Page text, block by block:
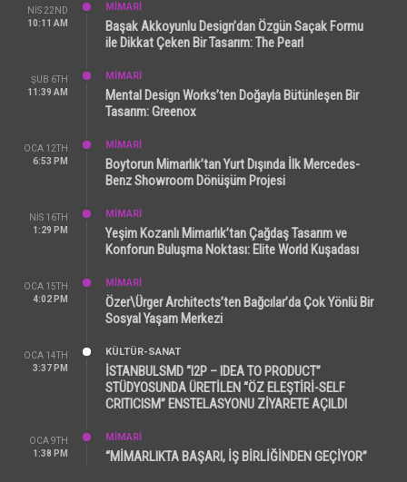
NIS 22ND
10:11 AM
MİMARİ
Başak Akkoyunlu Design’dan Özgün Saçak Formu
ile Dikkat Çeken Bir Tasarım: The Pearl
ŞUB 6TH
11:39 AM
MİMARİ
Mental Design Works’ten Doğayla Bütünleşen Bir
Tasarım: Greenox
OCA 12TH
6:53 PM
MİMARİ
Boytorun Mimarlık’tan Yurt Dışında İlk Mercedes-
Benz Showroom Dönüşüm Projesi
NIS 16TH
1:29 PM
MİMARİ
Yeşim Kozanlı Mimarlık’tan Çağdaş Tasarım ve
Konforun Buluşma Noktası: Elite World Kuşadası
OCA 15TH
4:02 PM
MİMARİ
Özer\Ürger Architects’ten Bağcılar’da Çok Yönlü Bir
Sosyal Yaşam Merkezi
OCA 14TH
3:37 PM
KÜLTÜR-SANAT
İSTANBULSMD “I2P – IDEA TO PRODUCT”
STÜDYOSUNDA ÜRETİLEN “ÖZ ELEŞTİRİ-SELF
CRITICISM” ENSTELASYONU ZİYARETE AÇILDI
OCA 9TH
1:38 PM
MİMARİ
“MİMARLIKTA BAŞARI, İŞ BİRLİĞİNDEN GEÇİYOR”